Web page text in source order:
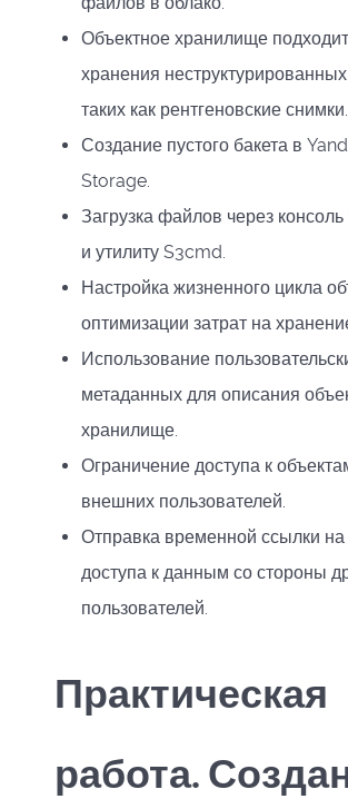
Объектное хранилище
хранения
таких как рентгеновские снимки.
Создание пустого бакета в
Storage.
Загрузка файлов через
и утилиту S3cmd.
Настройка жизненного цикла
оптимизации затрат на
Использование
метаданных для описания
хранилище.
Ограничение доступа к
внешних пользователей.
Отправка временной ссылки на
доступа к данным со стороны
пользователей.
Практическая
работа.